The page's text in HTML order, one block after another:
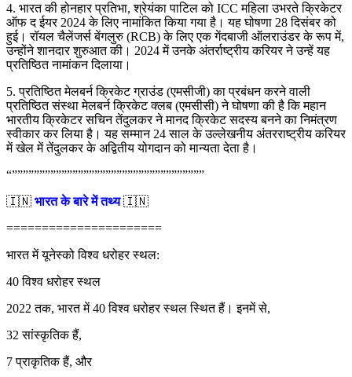
4. भारत की होनहार प्रतिभा, श्रेयंका पाटिल को ICC महिला उभरते क्रिकेटर
ऑफ द ईयर 2024 के लिए नामांकित किया गया है। यह घोषणा 28 दिसंबर को
हुई। रॉयल चैलेंजर्स बेंगलुरु (RCB) के लिए एक गेंदबाजी ऑलराउंडर के रूप में,
उन्होंने शानदार शुरुआत की। 2024 में उनके अंतर्राष्ट्रीय करियर ने उन्हें यह
प्रतिष्ठित नामांकन दिलाया।
5. प्रतिष्ठित मेलबर्न क्रिकेट ग्राउंड (एमसीजी) का प्रबंधन करने वाली
प्रतिष्ठित संस्था मेलबर्न क्रिकेट क्लब (एमसीसी) ने घोषणा की है कि महान
भारतीय क्रिकेटर सचिन तेंदुलकर ने मानद क्रिकेट सदस्य बनने का निमंत्रण
स्वीकार कर लिया है। यह सम्मान 24 साल के उल्लेखनीय अंतरराष्ट्रीय करियर
में खेल में तेंदुलकर के अद्वितीय योगदान को मान्यता देता है।
“”””””””””””””””””””””””””””””””””””
🇮🇳 भारत के बारे में तथ्य🇮🇳
======================
भारत में यूनेस्को विश्व धरोहर स्थल:
40 विश्व धरोहर स्थल
2022 तक, भारत में 40 विश्व धरोहर स्थल स्थित हैं। इनमें से,
32 सांस्कृतिक हैं,
7 प्राकृतिक हैं, और